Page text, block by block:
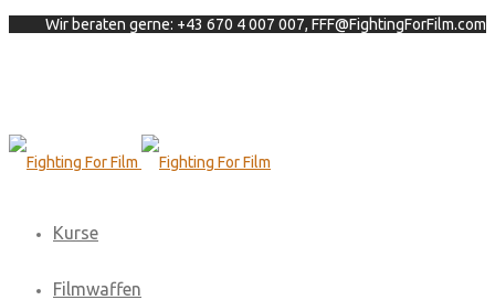
Wir beraten gerne: +43 670 4 007 007, FFF@FightingForFilm.com
Kurse
Filmwaffen